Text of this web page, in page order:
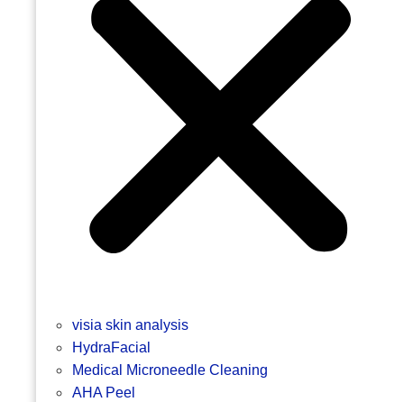
visia skin analysis
HydraFacial
Medical Microneedle Cleaning
AHA Peel